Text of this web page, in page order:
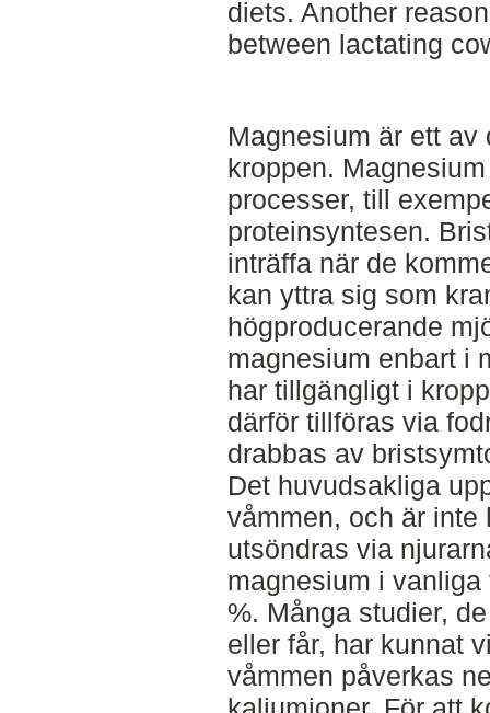
diets. Another
between lactating
Magnesium är ett
kroppen.
processer, till
proteinsyntesen.
inträffa när de
kan yttra sig som
högproducerande
magnesium enbart i
har tillgängligt i
därför tillföras via
drabbas av
Det huvudsakliga
våmmen, och är inte
utsöndras via
magnesium i
%. Många studier,
eller får, har kunnat
våmmen påverkas